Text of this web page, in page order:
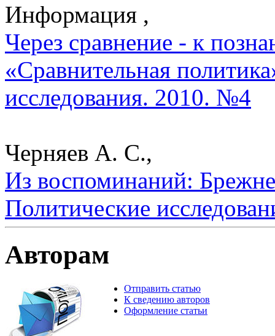
Информация ,
Через сравнение - к
«Сравнительная
исследования. 2010. №4
Черняев А. С.,
Из воспоминаний:
Политические
Авторам
Отправить статью
К сведению авторов
Оформление статьи